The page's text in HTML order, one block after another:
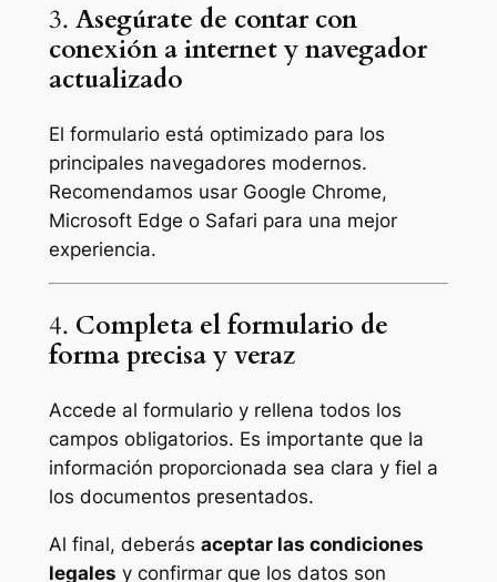
3. Asegúrate de contar con
conexión a internet y navegador
actualizado
El formulario está optimizado para los
principales navegadores modernos.
Recomendamos usar Google Chrome,
Microsoft Edge o Safari para una mejor
experiencia.
4. Completa el formulario de
forma precisa y veraz
Accede al formulario y rellena todos los
campos obligatorios. Es importante que la
información proporcionada sea clara y fiel a
los documentos presentados.
Al final, deberás aceptar las condiciones
legales y confirmar que los datos son